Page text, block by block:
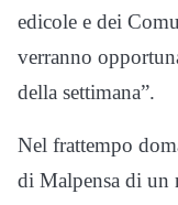
edicole e dei
verranno
della settimana”.
Nel frattempo
di Malpensa di un